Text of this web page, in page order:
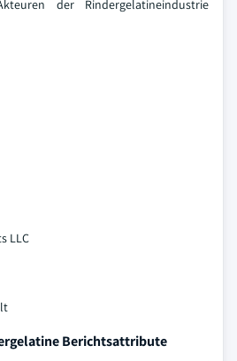
der Rindergelatineindustrie
LLC
Berichtsattribute